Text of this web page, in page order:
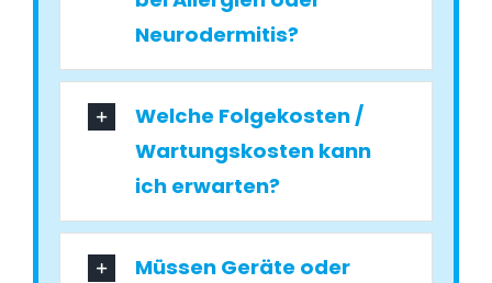
Neurodermitis?
Welche Folgekosten /
Wartungskosten kann
ich erwarten?
Müssen Geräte oder